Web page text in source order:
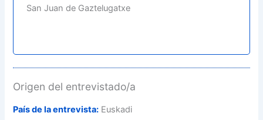
San Juan de Gaztelugatxe
Origen del entrevistado/a
País de la entrevista: Euskadi